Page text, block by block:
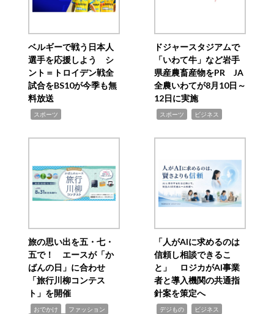
ベルギーで戦う日本人
選手を応援しよう シ
ント＝トロイデン戦全
試合をBS10が今季も無
料放送
スポーツ
ドジャースタジアムで
「いわて牛」など岩手
県産農畜産物をPR JA
全農いわてが8月10日～
12日に実施
スポーツ ビジネス
旅の思い出を五・七・
五で！ エースが「か
ばんの日」に合わせ
「旅行川柳コンテス
ト」を開催
おでかけ ファッション
「人がAIに求めるのは
信頼し相談できるこ
と」 ロジカがAI事業
者と導入機関の共通指
針案を策定へ
デジもの ビジネス